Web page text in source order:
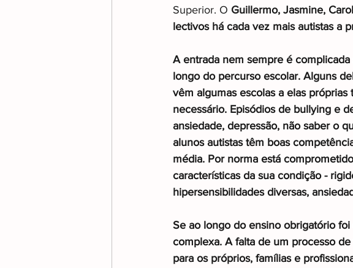
Superior. O Guillermo, Jasmine,
lectivos há cada vez mais autistas a
A entrada nem sempre é
longo do percurso escolar. Alguns
vêm algumas escolas a elas
necessário. Episódios de bullying e
ansiedade, depressão, não saber o
alunos autistas têm boas
média. Por norma está
características da sua condição -
hipersensibilidades diversas,
Se ao longo do ensino obrigatório
complexa. A falta de um processo
para os próprios, famílias e